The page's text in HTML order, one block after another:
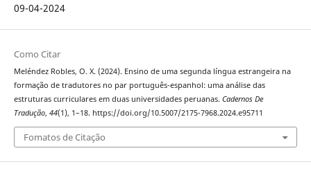
09-04-2024
Como Citar
Meléndez Robles, O. X. (2024). Ensino de uma segunda língua estrangeira na
formação de tradutores no par português-espanhol: uma análise das
estruturas curriculares em duas universidades peruanas. Cadernos De
Tradução, 44(1), 1–18. https://doi.org/10.5007/2175-7968.2024.e95711
Fomatos de Citação